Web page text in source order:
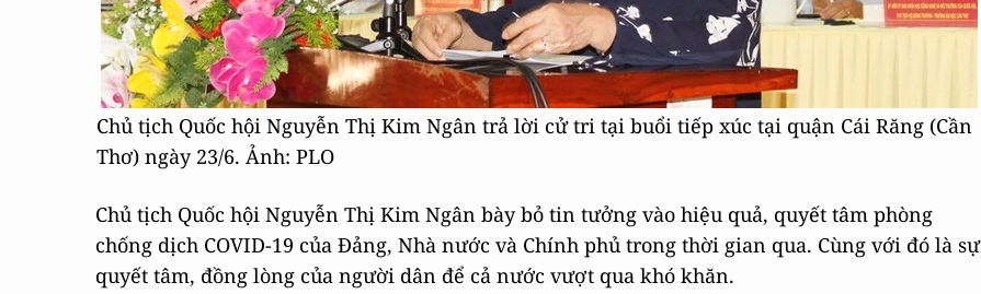
Chủ tịch Quốc hội Nguyễn Thị Kim Ngân trả lời cử tri tại buổi tiếp xúc tại quận Cái Răng (Cần
Thơ) ngày 23/6. Ảnh: PLO
Chủ tịch Quốc hội Nguyễn Thị Kim Ngân bày bỏ tin tưởng vào hiệu quả, quyết tâm phòng
chống dịch COVID-19 của Đảng, Nhà nước và Chính phủ trong thời gian qua. Cùng với đó là sự
quyết tâm, đồng lòng của người dân để cả nước vượt qua khó khăn.